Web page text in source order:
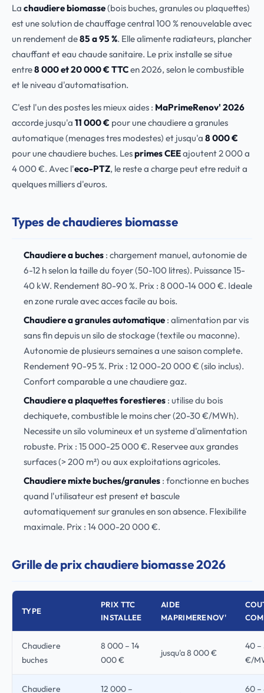
La chaudiere biomasse(bois buches, granules ou plaquettes)
est une solution de chauffage central 100 % renouvelable avec
un rendement de85 a 95 %. Elle alimente radiateurs, plancher
chauffant et eau chaude sanitaire. Le prix installe se situe
entre8 000 et 20 000 € TTCen 2026, selon le combustible
et le niveau d'automatisation.
C'est l'un des postes les mieux aides : MaPrimeRenov' 2026
accorde jusqu'a 11 000 € pour une chaudiere a granules
automatique (menages tres modestes) et jusqu'a 8 000 €
pour une chaudiere buches. Lesprimes CEEajoutent 2 000 a
4 000 €. Avec l'eco-PTZ, le reste a charge peut etre reduit a
quelques milliers d'euros.
Types de chaudieres biomasse
Chaudiere a buches: chargement manuel, autonomie de
6-12 h selon la taille du foyer (50-100 litres). Puissance 15-
40 kW. Rendement 80-90 %. Prix : 8 000-14 000 €. Ideale
en zone rurale avec acces facile au bois.
Chaudiere a granules automatique: alimentation par vis
sans fin depuis un silo de stockage (textile ou maconne).
Autonomie de plusieurs semaines a une saison complete.
Rendement 90-95 %. Prix : 12 000-20 000 € (silo inclus).
Confort comparable a une chaudiere gaz.
Chaudiere a plaquettes forestieres: utilise du bois
dechiquete, combustible le moins cher (20-30 €/MWh).
Necessite un silo volumineux et un systeme d'alimentation
robuste. Prix : 15 000-25 000 €. Reservee aux grandes
surfaces (> 200 m²) ou aux exploitations agricoles.
Chaudiere mixte buches/granules: fonctionne en buches
quand l'utilisateur est present et bascule
automatiquement sur granules en son absence. Flexibilite
maximale. Prix : 14 000-20 000 €.
Grille de prix chaudiere biomasse 2026
TYPE
PRIX TTC
INSTALLEE
AIDE
MAPRIMERENOV'
Chaudiere
buches
8 000 – 14
000 €
jusqu'a 8 000 €
40 –
€/
Chaudiere 12 000 – 60 –